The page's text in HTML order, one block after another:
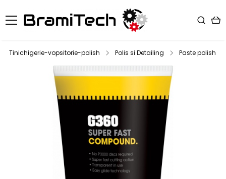
Tinichigerie-vopsitorie-polish Polis si Detailing Paste polish